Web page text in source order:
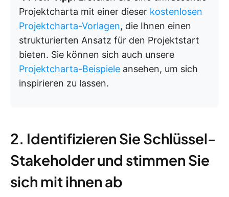
Projektcharta mit einer dieser kostenlosen
Projektcharta-Vorlagen, die Ihnen einen
strukturierten Ansatz für den Projektstart
bieten. Sie können sich auch unsere
Projektcharta-Beispiele ansehen, um sich
inspirieren zu lassen.
2. Identifizieren Sie Schlüssel-
Stakeholder und stimmen Sie
sich mit ihnen ab